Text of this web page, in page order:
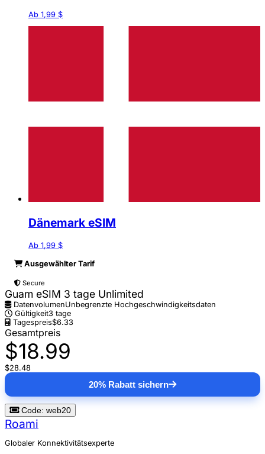
Ab 1,99 $
Dänemark eSIM
Ab 1,99 $
Ausgewählter Tarif
Secure
Guam eSIM 3 tage Unlimited
DatenvolumenUnbegrenzte Hochgeschwindigkeitsdaten
Gültigkeit3 tage
Tagespreis$6.33
Gesamtpreis
$18.99
$28.48
20% Rabatt sichern
Code: web20
Roami
Globaler Konnektivitätsexperte